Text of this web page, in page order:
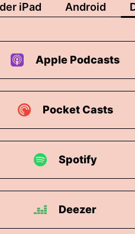
iPad Android
Apple Podcasts
Pocket Casts
Spotify
Deezer